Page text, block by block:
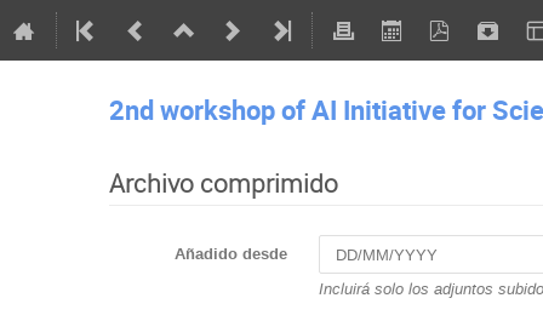
2nd workshop of AI Initiative for
Archivo comprimido
Añadido desde
Incluirá solo los adjuntos